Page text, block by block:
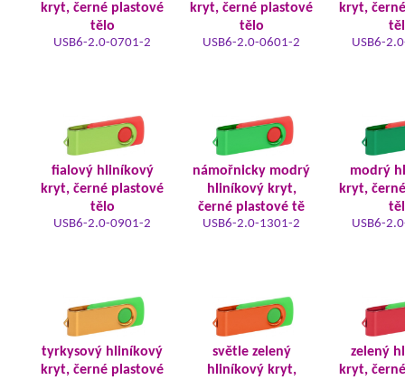
kryt, černé plastové
tělo
USB6-2.0-0701-2
kryt, černé plastové
tělo
USB6-2.0-0601-2
kryt,
USB6-
fialový hliníkový
kryt, černé plastové
tělo
USB6-2.0-0901-2
námořnicky modrý
hliníkový kryt,
černé plastové tě
USB6-2.0-1301-2
modrý
kryt,
USB6-
tyrkysový hliníkový
kryt, černé plastové
světle zelený
hliníkový kryt,
zelený
kryt,